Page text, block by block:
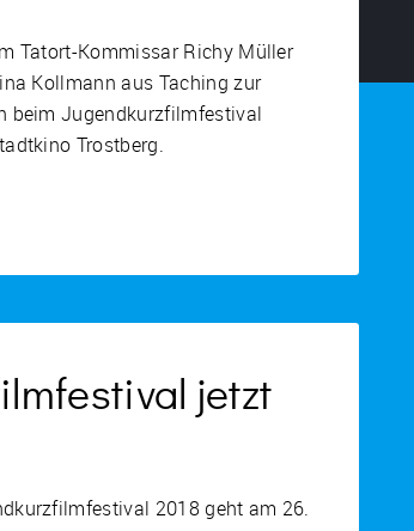
Tatort-Kommissar Richy Müller
Kollmann aus Taching zur
beim Jugendkurzfilmfestival
Trostberg.
jetzt
2018 geht am 26.